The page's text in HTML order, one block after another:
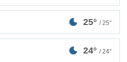
25° / 25°
24° / 24°